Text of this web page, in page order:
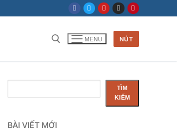
MENU NÚT
kiếm
TÌM
KIẾM
BÀI VIẾT MỚI